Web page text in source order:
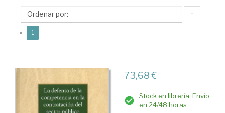
Antonio
↑
« 1
73,68 €
Stock en librería. Envío
en 24/48 horas